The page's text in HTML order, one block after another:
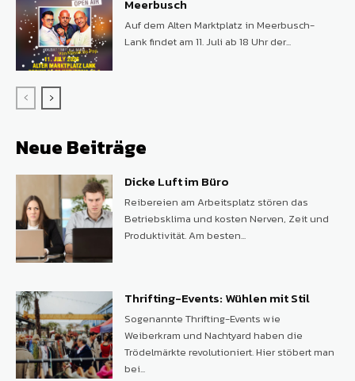
Meerbusch
Auf dem Alten Marktplatz in Meerbusch-
Lank findet am 11. Juli ab 18 Uhr der...
Neue Beiträge
Dicke Luft im Büro
Reibereien am Arbeitsplatz stören das
Betriebsklima und kosten Nerven, Zeit und
Produktivität. Am besten...
Thrifting-Events: Wühlen mit Stil
Sogenannte Thrifting-Events wie
Weiberkram und Nachtyard haben die
Trödelmärkte revolutioniert. Hier stöbert man
bei...